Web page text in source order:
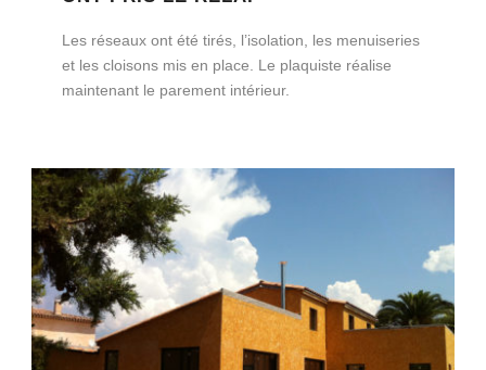
Les réseaux ont été tirés, l’isolation, les menuiseries
et les cloisons mis en place. Le plaquiste réalise
maintenant le parement intérieur.